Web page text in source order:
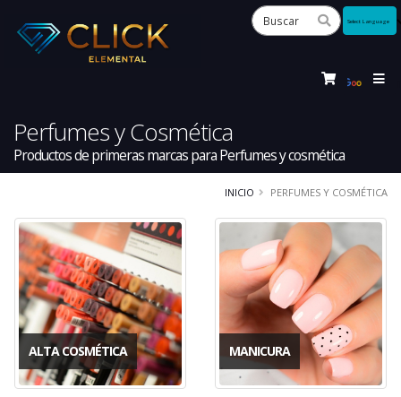
Perfumes y Cosmética
Productos de primeras marcas para Perfumes y cosmética
INICIO PERFUMES Y COSMÉTICA
ALTA COSMÉTICA MANICURA